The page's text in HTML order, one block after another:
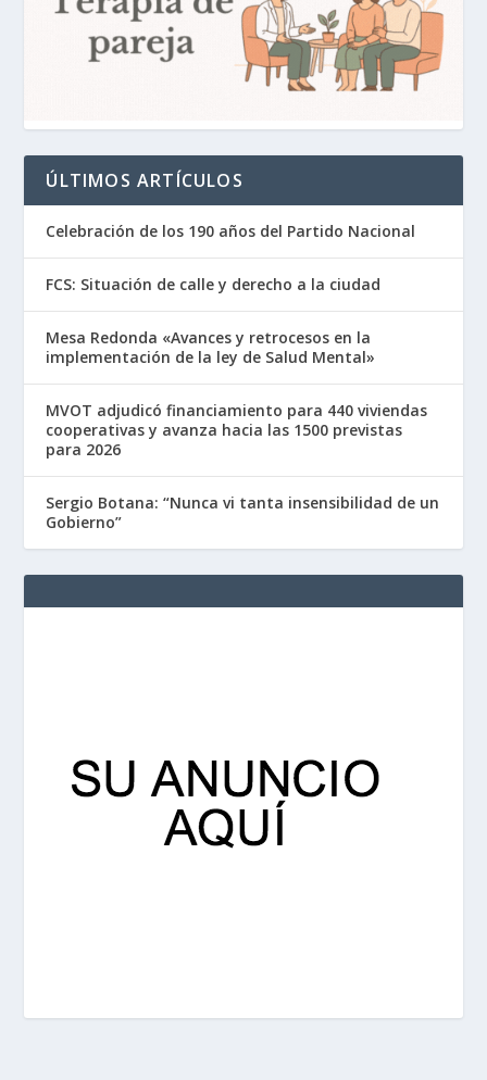
ÚLTIMOS ARTÍCULOS
Celebración de los 190 años del Partido Nacional
FCS: Situación de calle y derecho a la ciudad
Mesa Redonda «Avances y retrocesos en la
implementación de la ley de Salud Mental»
MVOT adjudicó financiamiento para 440 viviendas
cooperativas y avanza hacia las 1500 previstas
para 2026
Sergio Botana: “Nunca vi tanta insensibilidad de un
Gobierno”